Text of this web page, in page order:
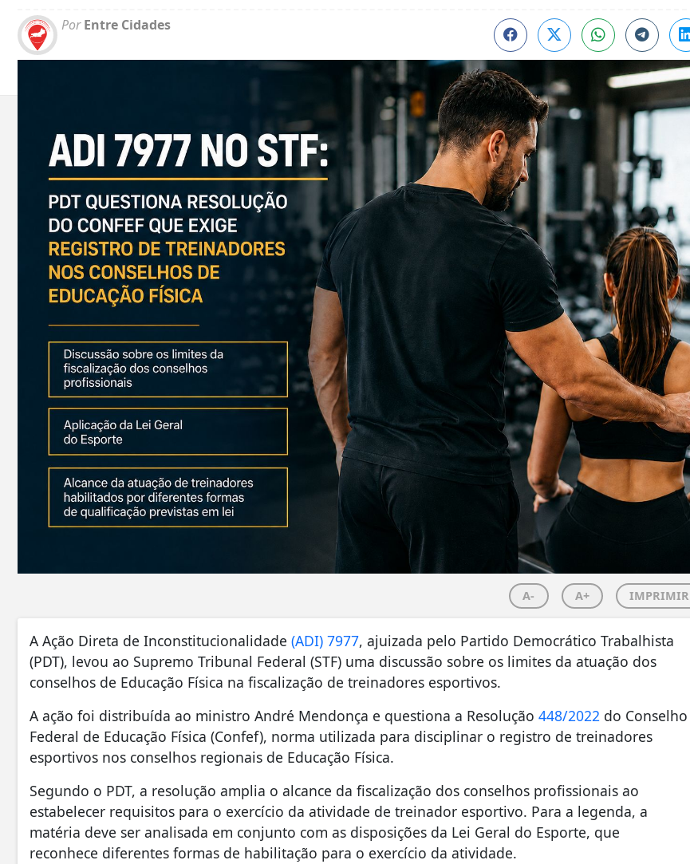
PorEntre Cidades
A- A+ IMPRIMIR
A Ação Direta de Inconstitucionalidade (ADI) 7977, ajuizada pelo Partido Democrático Trabalhista
(PDT), levou ao Supremo Tribunal Federal (STF) uma discussão sobre os limites da atuação dos
conselhos de Educação Física na fiscalização de treinadores esportivos.
A ação foi distribuída ao ministro André Mendonça e questiona a Resolução 448/2022 do Conselho
Federal de Educação Física (Confef), norma utilizada para disciplinar o registro de treinadores
esportivos nos conselhos regionais de Educação Física.
Segundo o PDT, a resolução amplia o alcance da fiscalização dos conselhos profissionais ao
estabelecer requisitos para o exercício da atividade de treinador esportivo. Para a legenda, a
matéria deve ser analisada em conjunto com as disposições da Lei Geral do Esporte, que
reconhece diferentes formas de habilitação para o exercício da atividade.